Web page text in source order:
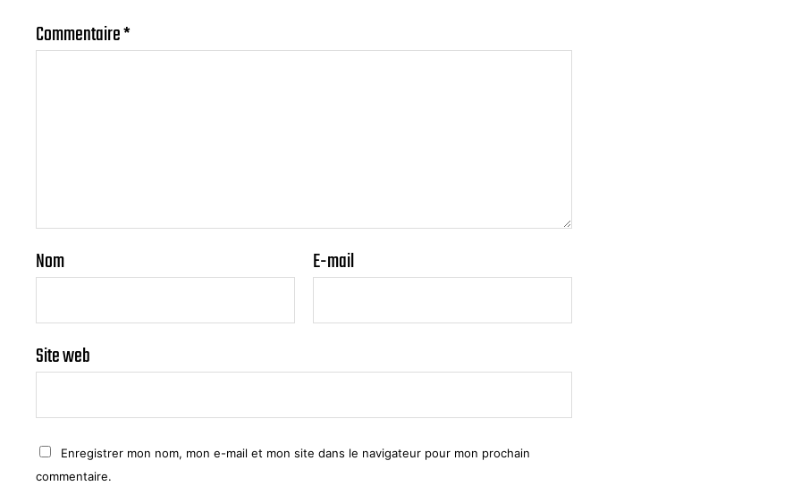
Commentaire*
Nom E-mail
Site web
Enregistrer mon nom, mon e-mail et mon site dans le navigateur pour mon prochain
commentaire.